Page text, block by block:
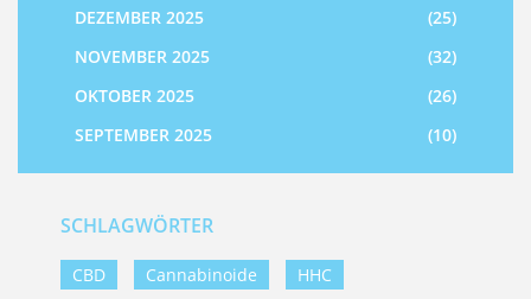
DEZEMBER 2025
(25)
NOVEMBER 2025
(32)
OKTOBER 2025
(26)
SEPTEMBER 2025
(10)
SCHLAGWÖRTER
CBD Cannabinoide
HHC